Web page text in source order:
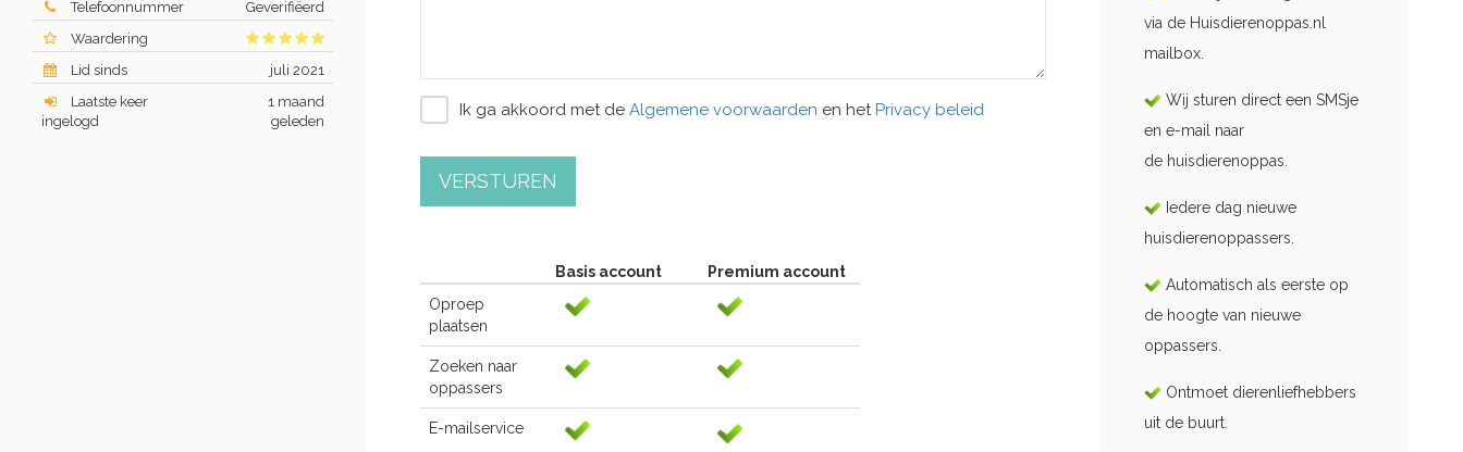
Telefoonnummer
Geverifiëerd
Waardering
Lid sinds
juli 2021
Laatste keer
ingelogd
1 maand
geleden
Ik ga akkoord met de Algemene voorwaarden en het Privacy beleid
VERSTUREN
Basis account
Premium account
Oproep
plaatsen
Zoeken naar
oppassers
E-mailservice
via de Huisdierenoppas.nl
mailbox.
Wij sturen direct een SMSje
en e-mail naar
de huisdierenoppas.
Iedere dag nieuwe
huisdierenoppassers.
Automatisch als eerste op
de hoogte van nieuwe
oppassers.
Ontmoet dierenliefhebbers
uit de buurt.